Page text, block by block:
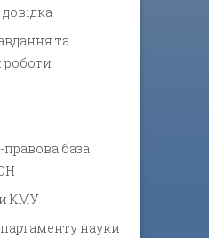
та
база
КМУ
науки